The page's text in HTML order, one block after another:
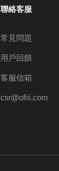
第26集
聯絡客服
常見問題
用戶回饋
客服信箱
csr@ofiii.com